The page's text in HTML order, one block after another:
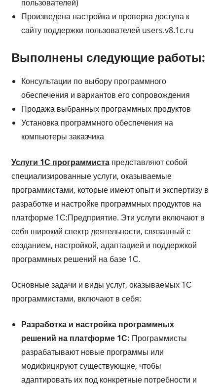
пользователей)
Произведена настройка и проверка доступа к
сайту поддержки пользователей users.v8.1c.ru
Выполнены следующие работы:
Консультации по выбору программного
обеспечения и вариантов его сопровождения
Продажа выбранных программных продуктов
Установка программного обеспечения на
компьютеры заказчика
Услуги 1С программистапредставляют собой
специализированные услуги, оказываемые
программистами, которые имеют опыт и экспертизу в
разработке и настройке программных продуктов на
платформе 1С:Предприятие. Эти услуги включают в
себя широкий спектр деятельности, связанный с
созданием, настройкой, адаптацией и поддержкой
программных решений на базе 1С.
Основные задачи и виды услуг, оказываемых 1С
программистами, включают в себя:
Разработка и настройка программных
решений на платформе 1С: Программисты
разрабатывают новые программы или
модифицируют существующие, чтобы
адаптировать их под конкретные потребности и